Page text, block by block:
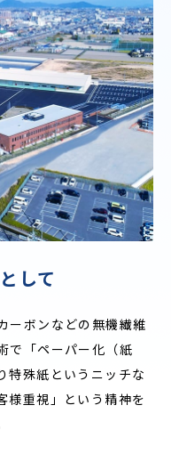
して
ーボンなどの無機繊維
で「ペーパー化（紙
特殊紙というニッチな
様重視」という精神を